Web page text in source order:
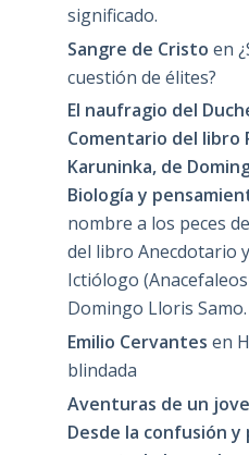
significado.
Sangre de Cristo en
cuestión de élites?
El naufragio del
Comentario del libro
Karuninka, de
Biología y
nombre a los peces
del libro Anecdotario
Ictiólogo
Domingo Lloris Samo.
Emilio Cervantes en
blindada
Aventuras de un
Desde la confusión